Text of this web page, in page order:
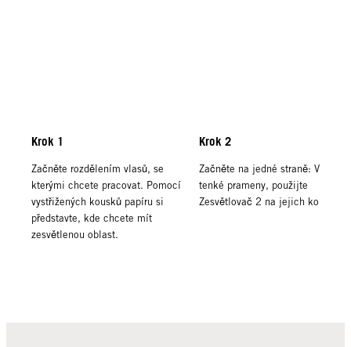
Krok 1
Začněte rozdělením vlasů, se
kterými chcete pracovat. Pomocí
vystřižených kousků papíru si
představte, kde chcete mít
zesvětlenou oblast.
Krok 2
Začněte na jedné straně: Vyjměte
tenké prameny, použijte
Zesvětlovač 2 na jejich konečky.